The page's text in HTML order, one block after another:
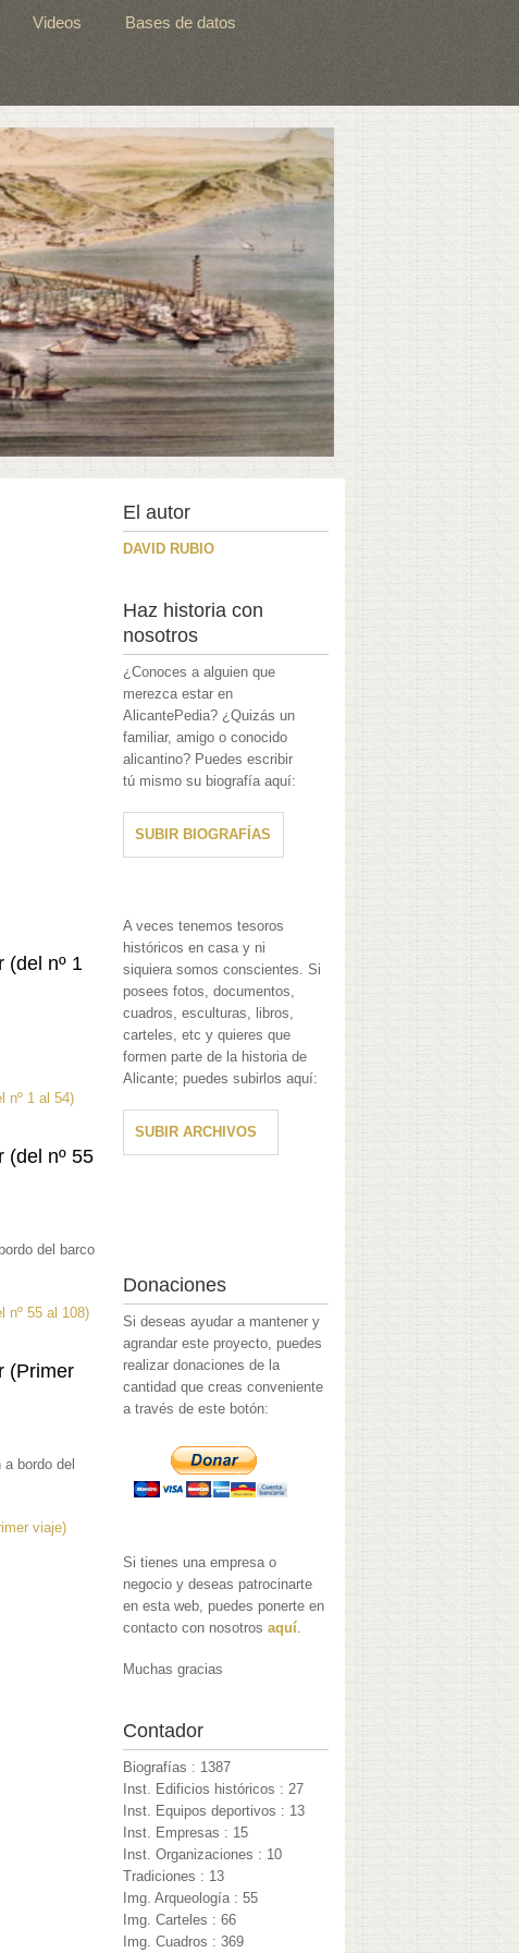
Videos Bases de datos
(del nº 1
nº 1 al 54)
(del nº 55
del barco
nº 55 al 108)
(Primer
bordo del
viaje)
El autor
DAVID RUBIO
Haz historia con
nosotros
¿Conoces a alguien que
merezca estar en
AlicantePedia? ¿Quizás un
familiar, amigo o conocido
alicantino? Puedes escribir
tú mismo su biografía aquí:
SUBIR BIOGRAFÍAS
A veces tenemos tesoros
históricos en casa y ni
siquiera somos conscientes. Si
posees fotos, documentos,
cuadros, esculturas, libros,
carteles, etc y quieres que
formen parte de la historia de
Alicante; puedes subirlos aquí:
SUBIR ARCHIVOS
Donaciones
Si deseas ayudar a mantener y
agrandar este proyecto, puedes
realizar donaciones de la
cantidad que creas conveniente
a través de este botón:
Si tienes una empresa o
negocio y deseas patrocinarte
en esta web, puedes ponerte en
contacto con nosotrosaquí.
Muchas gracias
Contador
Biografías : 1387
Inst. Edificios históricos : 27
Inst. Equipos deportivos : 13
Inst. Empresas : 15
Inst. Organizaciones : 10
Tradiciones : 13
Img. Arqueología : 55
Img. Carteles : 66
Img. Cuadros : 369